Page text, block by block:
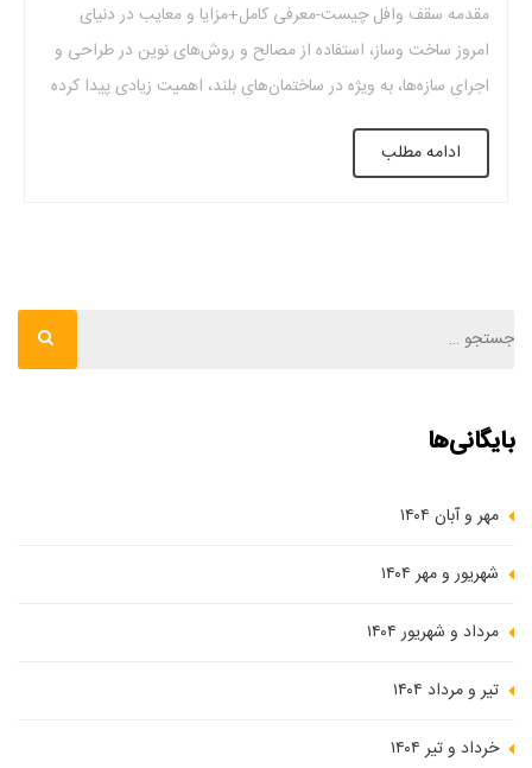
مقدمه سقف وافل چیست-معرفی کامل+مزایا و معایب در دنیای
امروز ساخت ‌وساز، استفاده از مصالح و روش‌های نوین در طراحی و
اجرای سازه‌ها، به‌ ویژه در ساختمان‌های بلند، اهمیت زیادی پیدا کرده
است. یکی از این نوآوری‌ها، سقف وافل است که به ‌عنوان یک
سیستم سقفی پیشرفته و کارآمد در بسیاری از پروژه‌های ساختمانی
ادامه مطلب
بایگانی‌ها
مهر و آبان ۱۴۰۴
شهریور و مهر ۱۴۰۴
مرداد و شهریور ۱۴۰۴
تیر و مرداد ۱۴۰۴
خرداد و تیر ۱۴۰۴